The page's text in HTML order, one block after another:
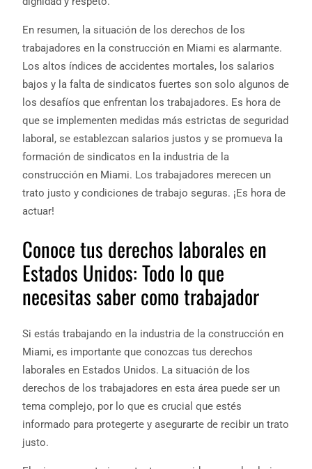
En resumen, la situación de los derechos de los
trabajadores en la construcción en Miami es alarmante.
Los altos índices de accidentes mortales, los salarios
bajos y la falta de sindicatos fuertes son solo algunos de
los desafíos que enfrentan los trabajadores. Es hora de
que se implementen medidas más estrictas de seguridad
laboral, se establezcan salarios justos y se promueva la
formación de sindicatos en la industria de la
construcción en Miami. Los trabajadores merecen un
trato justo y condiciones de trabajo seguras. ¡Es hora de
actuar!
Conoce tus derechos laborales en
Estados Unidos: Todo lo que
necesitas saber como trabajador
Si estás trabajando en la industria de la construcción en
Miami, es importante que conozcas tus derechos
laborales en Estados Unidos. La situación de los
derechos de los trabajadores en esta área puede ser un
tema complejo, por lo que es crucial que estés
informado para protegerte y asegurarte de recibir un trato
justo.